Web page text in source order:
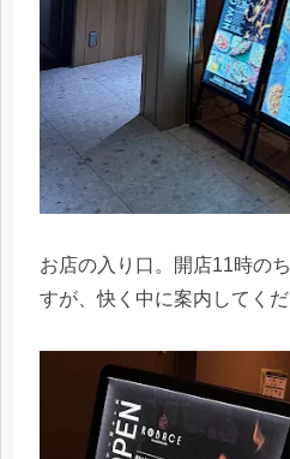
お店の入り口。開店11時の
すが、快く中に案内してくだ